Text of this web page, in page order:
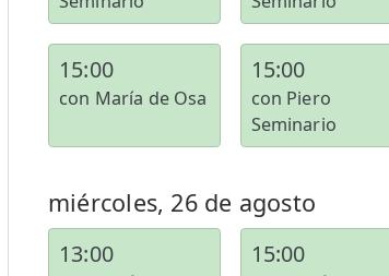
15:00
con María de Osa
15:00
con Piero
Seminario
miércoles, 26 de agosto
13:00 15:00